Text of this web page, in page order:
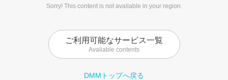
Sorry! This content is not available in your region.
ご利用可能なサービス一覧
Available contents
DMMトップへ戻る